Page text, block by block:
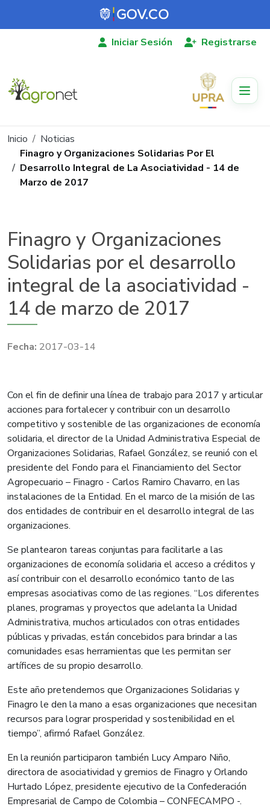
Pasar al contenido principal
Iniciar Sesión Registrarse
Ruta de navegación
Inicio
Noticias
Finagro y Organizaciones Solidarias Por El
Desarrollo Integral de La Asociatividad - 14 de
Marzo de 2017
Finagro y Organizaciones
Solidarias por el desarrollo
integral de la asociatividad -
14 de marzo de 2017
2017-03-14
​​​Con el fin de definir una línea de trabajo para 2017 y articular
acciones para fortalecer y contribuir con un desarrollo
competitivo y sostenible de las organizaciones de economía
solidaria, el director de la Unidad Administrativa Especial de
Organizaciones Solidarias, Rafael González, se reunió con el
presidente del Fondo para el Financiamiento del Sector
Agropecuario – Finagro - Carlos Ramiro Chavarro, en las
instalaciones de la Entidad. En el marco de la misión de las
dos entidades de contribuir en el desarrollo integral de las
organizaciones.
Se plantearon tareas conjuntas para facilitarle a las
organizaciones de economía solidaria el acceso a créditos y
así contribuir con el desarrollo económico tanto de las
empresas asociativas como de las regiones. “Los diferentes
planes, programas y proyectos que adelanta la Unidad
Administrativa, muchos articulados con otras entidades
públicas y privadas, están concebidos para brindar a las
comunidades esas herramientas que les permitan ser
artífices de su propio desarrollo.
Este año pretendemos que Organizaciones Solidarias y
Finagro le den la mano a esas organizaciones que necesitan
recursos para lograr prosperidad y sostenibilidad en el
tiempo”, afirmó Rafael González.
En la reunión participaron también Lucy Amparo Niño,
directora de asociatividad y gremios de Finagro y Orlando
Hurtado López, presidente ejecutivo de la Confederación
Empresarial de Campo de Colombia – CONFECAMPO -.